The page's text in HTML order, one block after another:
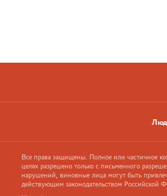
Все права защищены. Полное или частичное
целях разрешено только с письменного
нарушений, виновные лица могут быть
действующим законодательством Российской